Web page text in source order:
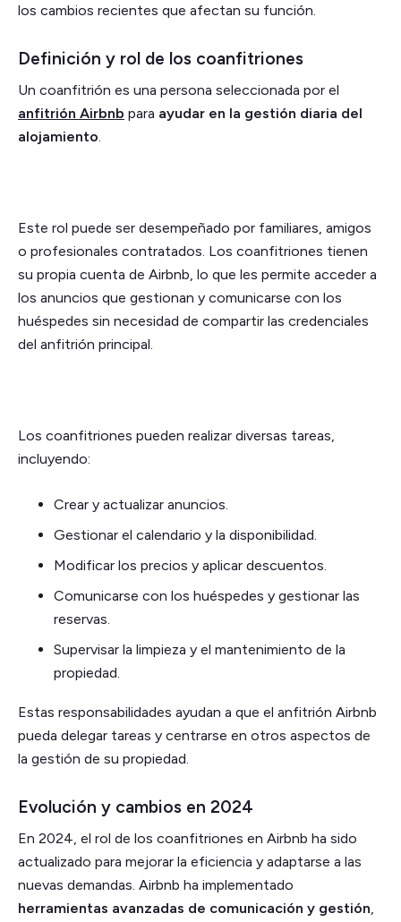
los cambios recientes que afectan su función.
Definición y rol de los coanfitriones
Un coanfitrión es una persona seleccionada por el
anfitrión Airbnb para ayudar en la gestión diaria del
alojamiento.
Este rol puede ser desempeñado por familiares, amigos
o profesionales contratados. Los coanfitriones tienen
su propia cuenta de Airbnb, lo que les permite acceder a
los anuncios que gestionan y comunicarse con los
huéspedes sin necesidad de compartir las credenciales
del anfitrión principal.
Los coanfitriones pueden realizar diversas tareas,
incluyendo:
Crear y actualizar anuncios.
Gestionar el calendario y la disponibilidad.
Modificar los precios y aplicar descuentos.
Comunicarse con los huéspedes y gestionar las
reservas.
Supervisar la limpieza y el mantenimiento de la
propiedad.
Estas responsabilidades ayudan a que el anfitrión Airbnb
pueda delegar tareas y centrarse en otros aspectos de
la gestión de su propiedad.
Evolución y cambios en 2024
En 2024, el rol de los coanfitriones en Airbnb ha sido
actualizado para mejorar la eficiencia y adaptarse a las
nuevas demandas. Airbnb ha implementado
herramientas avanzadas de comunicación y gestión,